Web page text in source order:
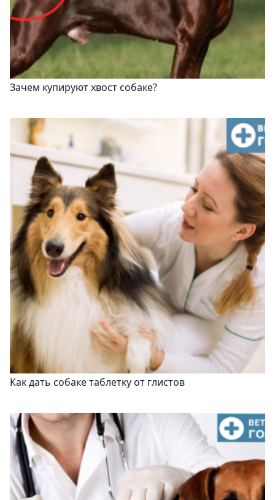
Зачем купируют хвост собаке?
Как дать собаке таблетку от глистов